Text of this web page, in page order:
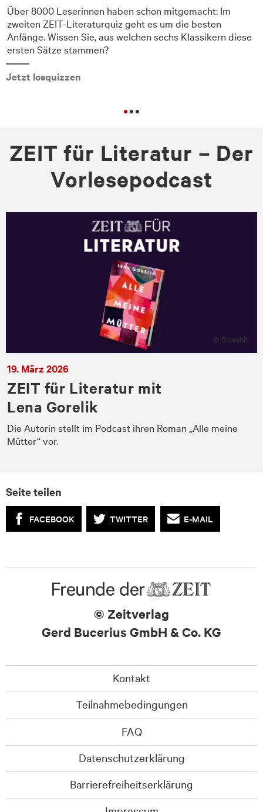
Über 8000 Leserinnen haben schon mitgemacht: Im
zweiten ZEIT-Literaturquiz geht es um die besten
Anfänge. Wissen Sie, aus welchen sechs Klassikern diese
ersten Sätze stammen?
Jetzt losquizzen
ZEIT für Literatur – Der
Vorlesepodcast
© Rowohlt
19. März 2026
ZEIT für Literatur mit
Lena Gorelik
Die Autorin stellt im Podcast ihren Roman „Alle meine
Mütter“ vor.
Seite teilen
FACEBOOK TWITTER E-MAIL
© Zeitverlag
Gerd Bucerius GmbH & Co. KG
Kontakt
Teilnahmebedingungen
FAQ
Datenschutzerklärung
Barrierefreiheitserklärung